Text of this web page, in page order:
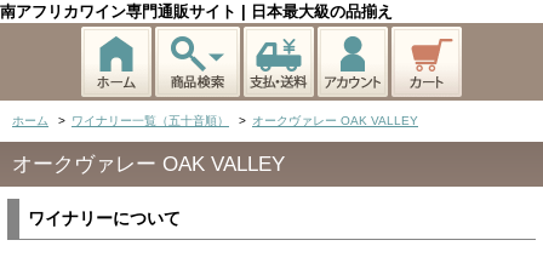
南アフリカワイン専門通販サイト | 日本最大級の品揃え
ホーム > ワイナリー一覧（五十音順） > オークヴァレー OAK VALLEY
オークヴァレー OAK VALLEY
ワイナリーについて